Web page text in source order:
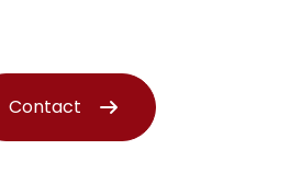
Contact